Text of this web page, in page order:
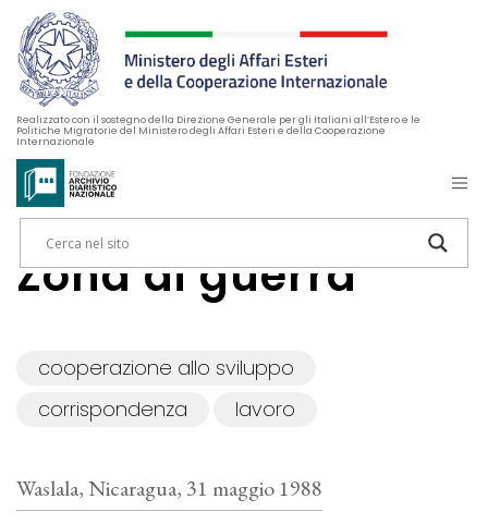
Realizzato con il sostegno della Direzione Generale per gli Italiani all’Estero e le
Politiche Migratorie del Ministero degli Affari Esteri e della Cooperazione
Internazionale
Zona di guerra
cooperazione allo sviluppo
corrispondenza
lavoro
Waslala, Nicaragua, 31 maggio 1988